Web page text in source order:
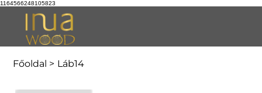
1164566248105823
Főoldal > Láb14